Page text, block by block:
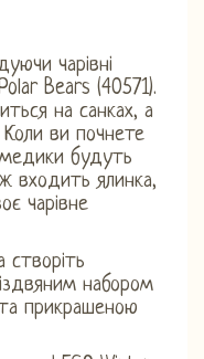
чарівні
Bears (40571).
на санках, а
Коли ви почнете
будуть
входить ялинка,
чарівне
створіть
набором
прикрашеною